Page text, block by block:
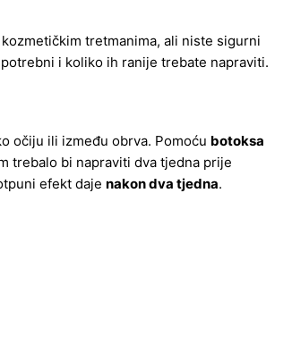
tretmanima, ali niste sigurni
i koliko ih ranije trebate napraviti.
očiju ili između obrva. Pomoću botoksa
trebalo bi napraviti dva tjedna prije
efekt daje nakon dva tjedna.